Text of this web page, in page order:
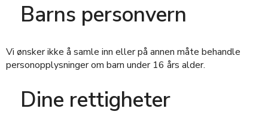
Barns personvern
Vi ønsker ikke å samle inn eller på annen måte behandle
personopplysninger om barn under 16 års alder.
Dine rettigheter